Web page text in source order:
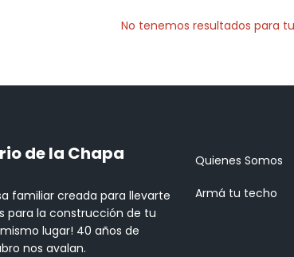
No tenemos resultados para
de la Chapa
familiar creada para llevarte
para la construcción de tu
lugar! 40 años de
nos avalan.
Quienes Somos
Armá tu techo